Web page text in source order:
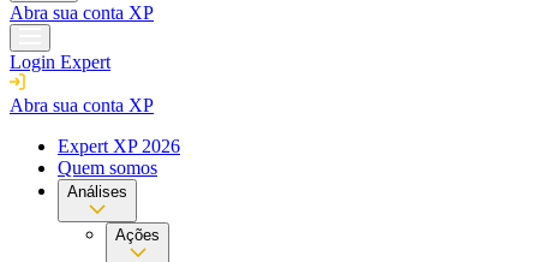
Abra sua conta XP
Login Expert
Abra sua conta XP
Expert XP 2026
Quem somos
Análises
Ações